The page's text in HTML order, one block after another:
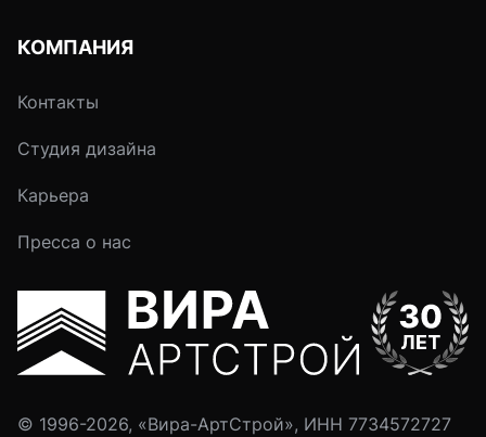
КОМПАНИЯ
Контакты
Студия дизайна
Карьера
Пресса о нас
© 1996-2026, «Вира-АртСтрой», ИНН 7734572727